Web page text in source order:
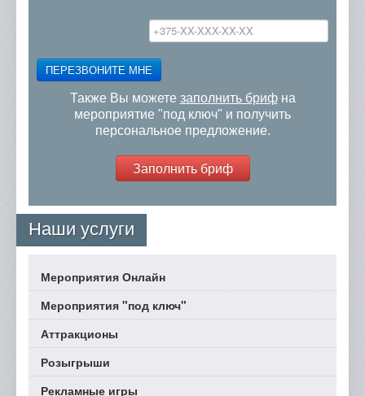
ПЕРЕЗВОНИТЕ МНЕ
Также Вы можете заполнить брифна
мероприятие "под ключ" и получить
персональное предложение.
Заполнить бриф
Наши услуги
Мероприятия Онлайн
Мероприятия "под ключ"
Аттракционы
Розыгрыши
Рекламные игры